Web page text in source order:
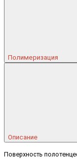
Полимеризация
Описание
Поверхность